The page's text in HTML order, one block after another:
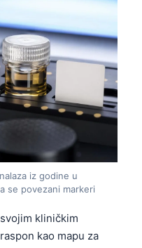
iz godine u
se povezani markeri
kliničkim
kao mapu za